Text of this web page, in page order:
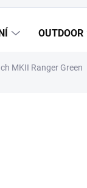
OUTDOOR
MKII Ranger Green